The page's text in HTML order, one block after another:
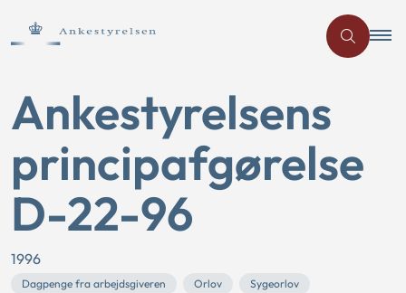
Ankestyrelsens
principafgørelse
D-22-96
1996
Dagpenge fra arbejdsgiveren Orlov
Sygeorlov